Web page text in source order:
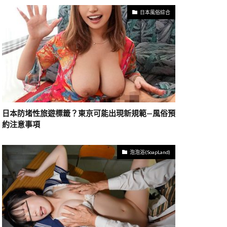
日本風俗綜合
日本防堵性旅遊標籤？東京可能出現新規範—風俗預
約注意事項
泡泡浴(SoapLand)